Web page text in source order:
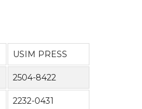
USIM PRESS
2504-8422
2232-0431